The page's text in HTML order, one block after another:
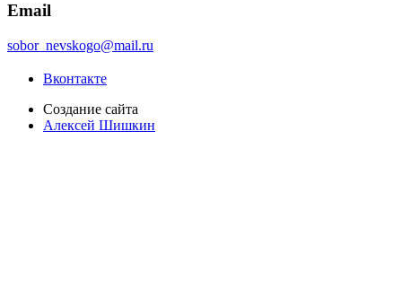
Email
sobor_nevskogo@mail.ru
Вконтакте
Создание сайта
Алексей Шишкин